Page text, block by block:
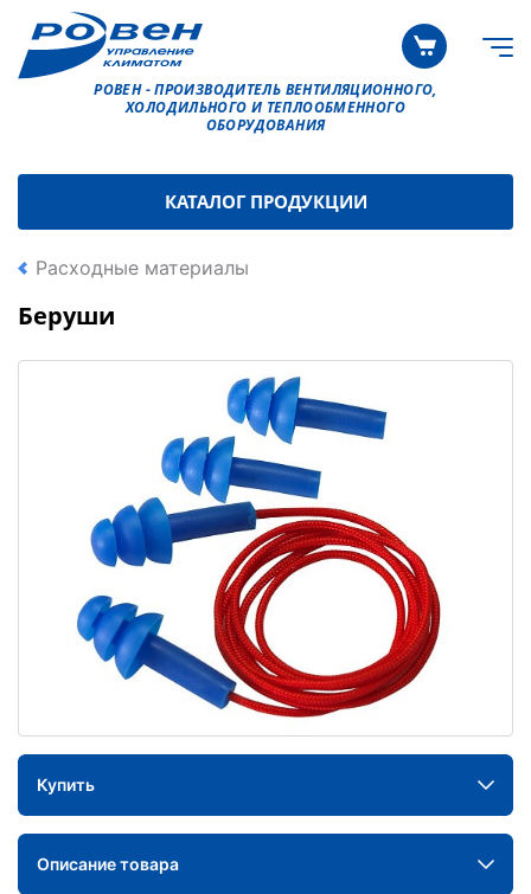
РОВЕН - ПРОИЗВОДИТЕЛЬ ВЕНТИЛЯЦИОННОГО,
ХОЛОДИЛЬНОГО И ТЕПЛООБМЕННОГО
ОБОРУДОВАНИЯ
КАТАЛОГ ПРОДУКЦИИ
Расходные материалы
Беруши
Купить
Описание товара